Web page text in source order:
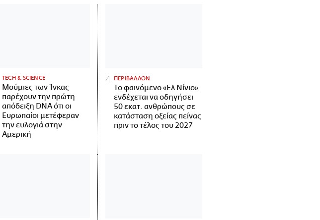
ΤECH & SCIENCE
Μούμιες των Ίνκας
παρέχουν την πρώτη
απόδειξη DNA ότι οι
Ευρωπαίοι μετέφεραν
την ευλογιά στην
Αμερική
ΠΕΡΙΒΑΛΛΟΝ
Το φαινόμενο «Ελ Νίνιο»
ενδέχεται να οδηγήσει
50 εκατ. ανθρώπους σε
κατάσταση οξείας πείνας
πριν το τέλος του 2027